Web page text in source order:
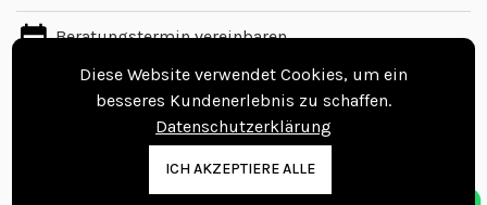
Beratungstermin vereinbaren
info@nordicfloors.de
Diese Website verwendet Cookies, um ein
besseres Kundenerlebnis zu schaffen.
Datenschutzerklärung
ICH AKZEPTIERE ALLE